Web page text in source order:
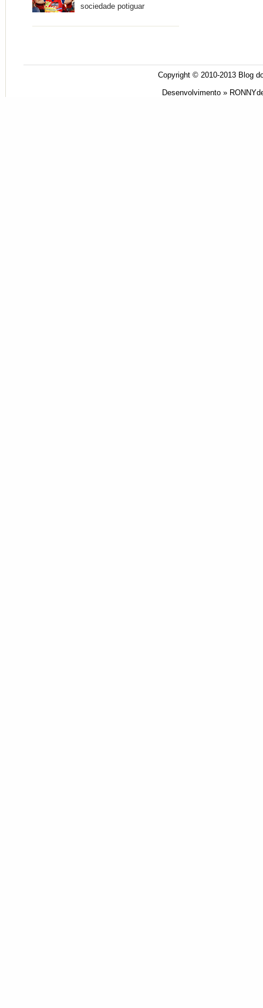
sociedade potiguar
Copyright © 2010-2013 Blog
Desenvolvimento »